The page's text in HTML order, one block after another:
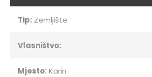
Tip: Zemljište
Vlasništvo:
Mjesto:Karin